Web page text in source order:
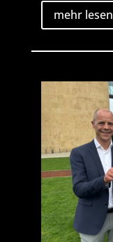
mehr lesen